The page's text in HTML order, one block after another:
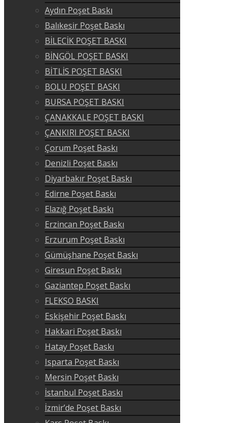
Aydın Poşet Baskı
Balıkesir Poşet Baskı
BİLECİK POŞET BASKI
BİNGÖL POŞET BASKI
BİTLİS POŞET BASKI
BOLU POŞET BASKI
BURSA POŞET BASKI
ÇANAKKALE POŞET BASKI
ÇANKIRI POŞET BASKI
Çorum Poşet Baskı
Denizli Poşet Baskı
Diyarbakır Poşet Baskı
Edirne Poşet Baskı
Elazığ Poşet Baskı
Erzincan Poşet Baskı
Erzurum Poşet Baskı
Gümüşhane Poşet Baskı
Giresun Poşet Baskı
Gaziantep Poşet Baskı
FLEKSO BASKI
Eskişehir Poşet Baskı
Hakkari Poşet Baskı
Hatay Poşet Baskı
Isparta Poşet Baskı
Mersin Poşet Baskı
İstanbul Poşet Baskı
İzmir’de Poşet Baskı